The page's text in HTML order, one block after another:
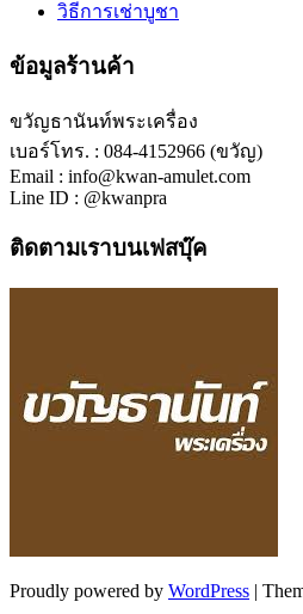
วิธีการเช่าบูชา
ข้อมูลร้านค้า
ขวัญธานันท์พระเครื่อง
เบอร์โทร. : 084-4152966 (ขวัญ)
Email : info@kwan-amulet.com
Line ID : @kwanpra
ติดตามเราบนเฟสบุ๊ค
Proudly powered by WordPress |